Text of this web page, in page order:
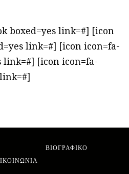
boxed=yes link=#] [icon
link=#] [icon icon=fa-
link=#] [icon icon=fa-
ΒΙΟΓΡΑΦΙΚΟ